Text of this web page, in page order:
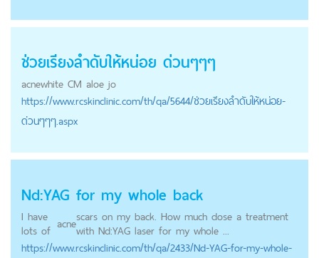
ช่วยเรียงลำดับให้หน่อย ด่วนๆๆๆ
acnewhite CM aloe jo
https://www.rcskinclinic.com/th/qa/5644/ช่วยเรียงลำดับให้หน่อย-
ด่วนๆๆๆ.aspx
Nd:YAG for my whole back
I have
lots of acnescars on my back. How much dose a treatment
with Nd:YAG laser for my whole ...
https://www.rcskinclinic.com/th/qa/2433/Nd-YAG-for-my-whole-